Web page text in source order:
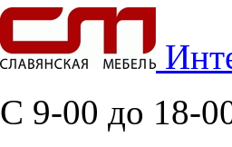
C 9-00 до 18-